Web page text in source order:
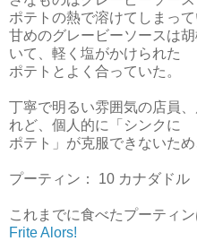
ポテトの熱で溶けてしまって
甘めのグレービーソースは
いて、軽く塩がかけられた
ポテトとよく合っていた。
丁寧で明るい雰囲気の店員
れど、個人的に「シンクに
ポテト」が克服できないため
プーティン： 10 カナダドル
これまでに食べたプーティン
Frite Alors!